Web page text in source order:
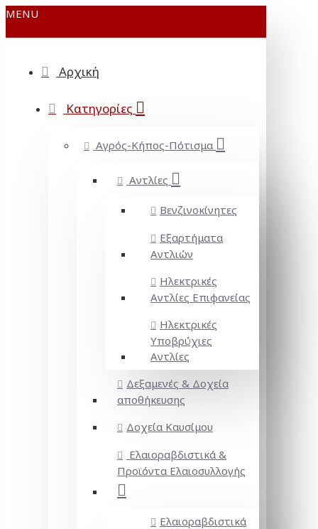
MENU
Αρχική
Κατηγορίες
Αγρός-Κήπος-Πότισμα
Αντλίες
Βενζινοκίνητες
Εξαρτήματα
Αντλιών
Ηλεκτρικές
Αντλίες Επιφανείας
Ηλεκτρικές
Υποβρύχιες
Αντλίες
Δεξαμενές & Δοχεία
αποθήκευσης
Δοχεία Καυσίμου
Ελαιοραβδιστικά &
Προϊόντα Ελαιοσυλλογής
Ελαιοραβδιστικά